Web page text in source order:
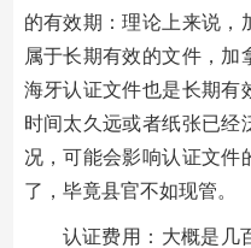
的有效期：理论上来说，
属于长期有效的文件，加
海牙认证文件也是长期有
时间太久远或者纸张已经
况，可能会影响认证文件
了，毕竟县官不如现管。
认证费用：大概是几